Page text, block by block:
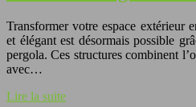
Transformer votre espace extérieur
et élégant est désormais possible
pergola. Ces structures combinent
avec…
Lire la suite